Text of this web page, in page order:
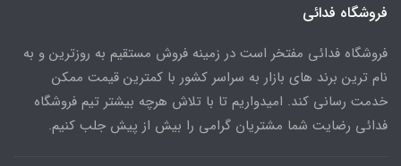
فروشگاه فدائی
فروشگاه فدائی مفتخر است در زمینه فروش مستقیم به روزترین و به
نام ترین برند های بازار به سراسر کشور با کمترین قیمت ممکن
خدمت رسانی کند. امیدواریم تا با تلاش هرچه بیشتر تیم فروشگاه
فدائی رضایت شما مشتریان گرامی را بیش از پیش جلب کنیم.